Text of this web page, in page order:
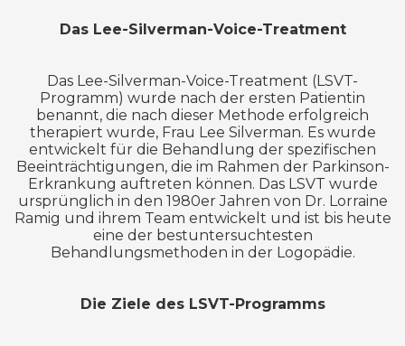
Das Lee-Silverman-Voice-Treatment
Das Lee-Silverman-Voice-Treatment (LSVT-
Programm) wurde nach der ersten Patientin
benannt, die nach dieser Methode erfolgreich
therapiert wurde, Frau Lee Silverman. Es wurde
entwickelt für die Behandlung der spezifischen
Beeinträchtigungen, die im Rahmen der Parkinson-
Erkrankung auftreten können. Das LSVT wurde
ursprünglich in den 1980er Jahren von Dr. Lorraine
Ramig und ihrem Team entwickelt und ist bis heute
eine der bestuntersuchtesten
Behandlungsmethoden in der Logopädie.
Die Ziele des LSVT-Programms